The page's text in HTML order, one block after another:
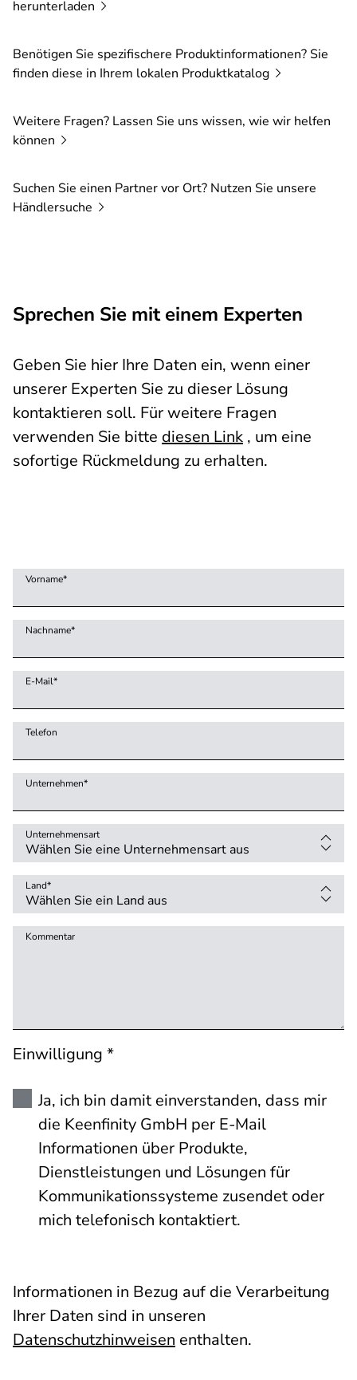
herunterladen
Benötigen Sie spezifischere Produktinformationen? Sie
finden diese in Ihrem lokalen Produktkatalog
Weitere Fragen? Lassen Sie uns wissen, wie wir helfen
können
Suchen Sie einen Partner vor Ort? Nutzen Sie unsere
Händlersuche
Sprechen Sie mit einem Experten
Geben Sie hier Ihre Daten ein, wenn einer
unserer Experten Sie zu dieser Lösung
kontaktieren soll. Für weitere Fragen
verwenden Sie bitte diesen Link , um eine
sofortige Rückmeldung zu erhalten.
Vorname*
Nachname*
E-Mail*
Telefon
Unternehmen*
Unternehmensart
Land*
Kommentar
Einwilligung *
Ja, ich bin damit einverstanden, dass mir
die Keenfinity GmbH per E-Mail
Informationen über Produkte,
Dienstleistungen und Lösungen für
Kommunikationssysteme zusendet oder
mich telefonisch kontaktiert.
Informationen in Bezug auf die Verarbeitung
Ihrer Daten sind in unseren
Datenschutzhinweisen enthalten.